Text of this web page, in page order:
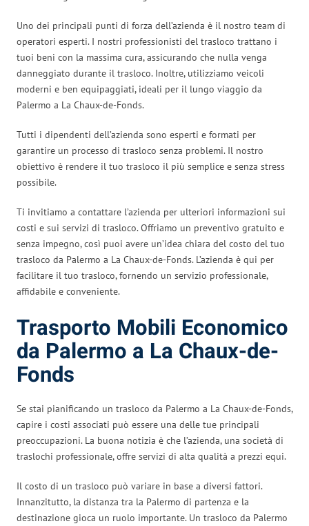
Uno dei principali punti di forza dell’azienda è il nostro team di
operatori esperti. I nostri professionisti del trasloco trattano i
tuoi beni con la massima cura, assicurando che nulla venga
danneggiato durante il trasloco. Inoltre, utilizziamo veicoli
moderni e ben equipaggiati, ideali per il lungo viaggio da
Palermo a La Chaux-de-Fonds.
Tutti i dipendenti dell’azienda sono esperti e formati per
garantire un processo di trasloco senza problemi. Il nostro
obiettivo è rendere il tuo trasloco il più semplice e senza stress
possibile.
Ti invitiamo a contattare l’azienda per ulteriori informazioni sui
costi e sui servizi di trasloco. Offriamo un preventivo gratuito e
senza impegno, così puoi avere un’idea chiara del costo del tuo
trasloco da Palermo a La Chaux-de-Fonds. L’azienda è qui per
facilitare il tuo trasloco, fornendo un servizio professionale,
affidabile e conveniente.
Trasporto Mobili Economico
da Palermo a La Chaux-de-
Fonds
Se stai pianificando un trasloco da Palermo a La Chaux-de-Fonds,
capire i costi associati può essere una delle tue principali
preoccupazioni. La buona notizia è che l’azienda, una società di
traslochi professionale, offre servizi di alta qualità a prezzi equi.
Il costo di un trasloco può variare in base a diversi fattori.
Innanzitutto, la distanza tra la Palermo di partenza e la
destinazione gioca un ruolo importante. Un trasloco da Palermo